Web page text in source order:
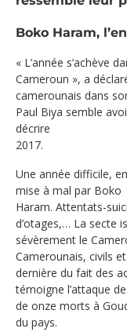
Boko Haram,
« L’année s’achève
Cameroun », a
camerounais dans
Paul Biya semble
décrire
2017.
Une année difficile,
mise à mal par Boko
Haram. Attentats-
d’otages,… La secte
sévèrement le
Camerounais, civils
dernière du fait des
témoigne l’attaque
de onze morts à
du pays.